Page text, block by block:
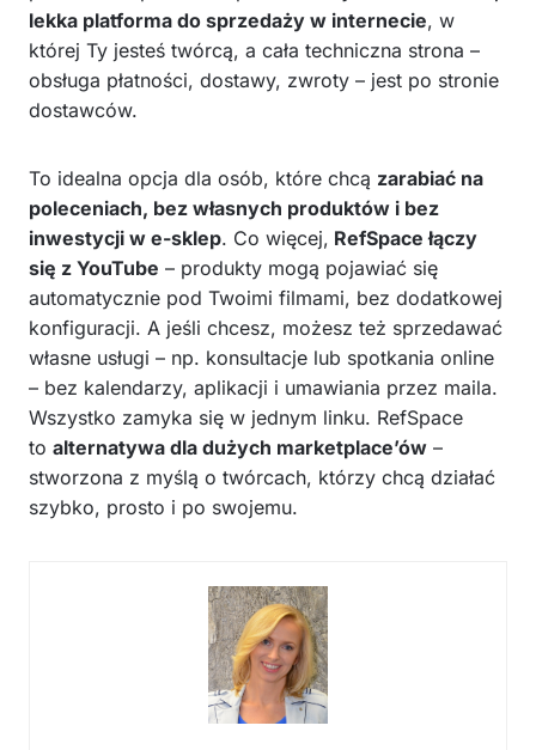
lekka platforma do sprzedaży w internecie, w
której Ty jesteś twórcą, a cała techniczna strona –
obsługa płatności, dostawy, zwroty – jest po stronie
dostawców.
To idealna opcja dla osób, które chcą zarabiać na
poleceniach, bez własnych produktów i bez
inwestycji w e-sklep. Co więcej, RefSpace łączy
się z YouTube – produkty mogą pojawiać się
automatycznie pod Twoimi filmami, bez dodatkowej
konfiguracji. A jeśli chcesz, możesz też sprzedawać
własne usługi – np. konsultacje lub spotkania online
– bez kalendarzy, aplikacji i umawiania przez maila.
Wszystko zamyka się w jednym linku. RefSpace
to alternatywa dla dużych marketplace’ów –
stworzona z myślą o twórcach, którzy chcą działać
szybko, prosto i po swojemu.